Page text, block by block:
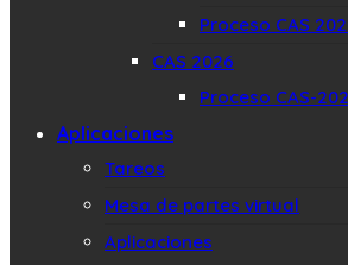
Proceso CAS
CAS 2026
Proceso CAS-
Aplicaciones
Tareos
Mesa de partes virtual
Aplicaciones